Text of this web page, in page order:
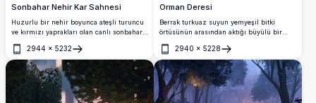
Sonbahar Nehir Kar Sahnesi
Huzurlu bir nehir boyunca ateşli turuncu
ve kırmızı yaprakları olan canlı sonbahar
ağaçlarını sergileyen bu nefes kesici
Minecraft 4K duvar kağıdını deneyimleyin.
Karla kaplı manzara, kristal
berraklığındaki suyun üzerinde yüzen
dağınık düşmüş yapraklarla büyülü bir
mevsimsel geçiş sahnesi yaratıyor.
2944 × 5232
Aç
Orman Deresi
Berrak turkuaz suyun yemyeşil bitki
örtüsünün arasından aktığı büyülü bir
orman deresini gösteren bu nefes kesici
Minecraft 4K duvar kağıdını deneyimleyin.
Yüksek çözünürlüklü sahne, detaylı
bloklar, canlı yosunlu ağaçlar ve
doğaseverler için mükemmel huzurlu bir
cennet yaratan mor çiçekler içeriyor.
2940 × 5228
Aç